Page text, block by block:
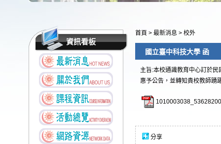
資訊看板
首頁 > 最新消息 > 校外
國立臺中科技大學 函
主旨:本校通識教育中心訂於
惠予公告，並轉知貴校教師踴
分享